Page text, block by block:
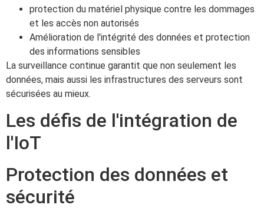
protection du matériel physique contre les dommages
et les accès non autorisés
Amélioration de l'intégrité des données et protection
des informations sensibles
La surveillance continue garantit que non seulement les
données, mais aussi les infrastructures des serveurs sont
sécurisées au mieux.
Les défis de l'intégration de
l'IoT
Protection des données et
sécurité